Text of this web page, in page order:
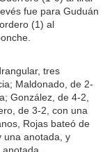
fue para Guduán
(1) al
tres
Maldonado, de 2-
González, de 4-2,
de 3-2, con una
Rojas bateó de
una anotada, y